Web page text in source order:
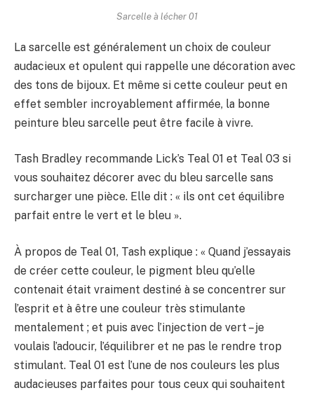
Sarcelle à lécher 01
La sarcelle est généralement un choix de couleur
audacieux et opulent qui rappelle une décoration avec
des tons de bijoux. Et même si cette couleur peut en
effet sembler incroyablement affirmée, la bonne
peinture bleu sarcelle peut être facile à vivre.
Tash Bradley recommande Lick’s Teal 01 et Teal 03 si
vous souhaitez décorer avec du bleu sarcelle sans
surcharger une pièce. Elle dit : « ils ont cet équilibre
parfait entre le vert et le bleu ».
À propos de Teal 01, Tash explique : « Quand j’essayais
de créer cette couleur, le pigment bleu qu’elle
contenait était vraiment destiné à se concentrer sur
l’esprit et à être une couleur très stimulante
mentalement ; et puis avec l’injection de vert – je
voulais l’adoucir, l’équilibrer et ne pas le rendre trop
stimulant. Teal 01 est l’une de nos couleurs les plus
audacieuses parfaites pour tous ceux qui souhaitent